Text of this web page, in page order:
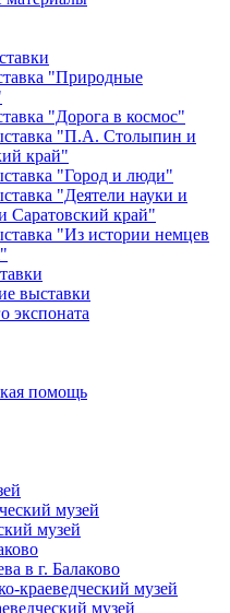
"Природные
"Дорога в космос"
"П.А. Столыпин и
край"
"Город и люди"
"Деятели науки и
Саратовский край"
"Из истории немцев
выставки
экспоната
помощь
музей
музей
в г. Балаково
краеведческий музей
музей